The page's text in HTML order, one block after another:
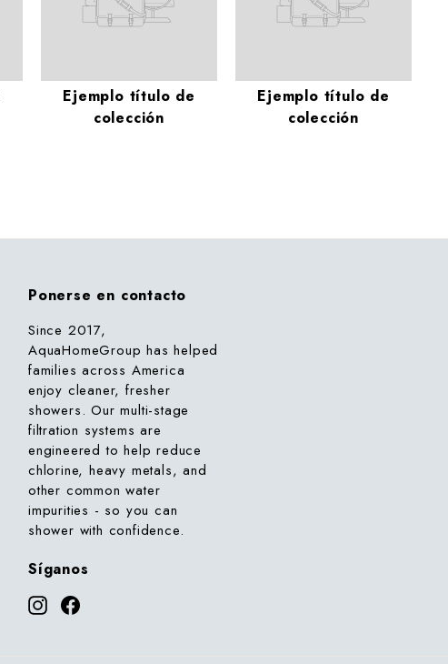
Ejemplo título de
colección
Ejemplo título de
colección
Ponerse en contacto
Since 2017,
AquaHomeGroup has helped
families across America
enjoy cleaner, fresher
showers. Our multi-stage
filtration systems are
engineered to help reduce
chlorine, heavy metals, and
other common water
impurities - so you can
shower with confidence.
Síganos
Instagram